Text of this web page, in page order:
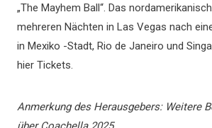
„The Mayhem Ball“. Das
mehreren Nächten in Las Vegas nach
in Mexiko -Stadt, Rio de Janeiro und
hier Tickets.
Anmerkung des Herausgebers: Weitere